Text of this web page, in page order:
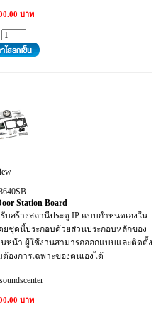
บาท
Station Board
บสร้างสถานีประตู IP แบบกำหนดเองใน
ยชุดนี้ประกอบด้วยส่วนประกอบหลักของ
หน้า ผู้ใช้งานสามารถออกแบบและติดตั้ง
องการเฉพาะของตนเองได้
บาท